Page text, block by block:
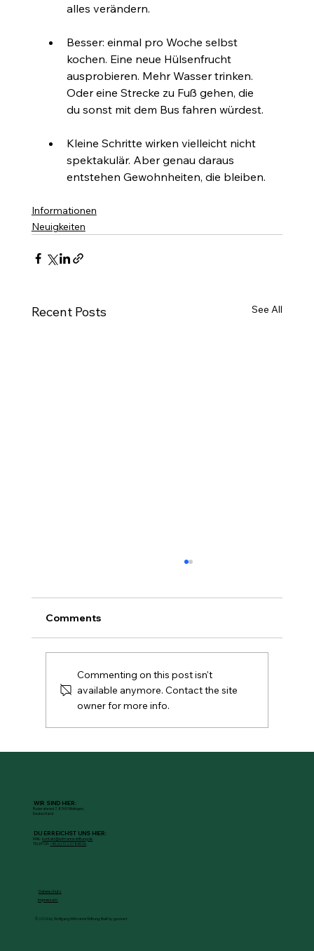
WIR SIND HIER:
Ruderatsried 7, 87651 Bidingen,
Deutschland
DU ERREICHST UNS HIER:
MAIL:kontakt@wilmanns-stiftung.de
TELEFON: +49 (0) 17 237 845 00
Datenschutz
Impressum
© 2026 by Wolfgang Wilmanns Stiftung. Built by goodact
alles verändern.
Besser: einmal pro Woche selbst
kochen. Eine neue Hülsenfrucht
ausprobieren. Mehr Wasser trinken.
Oder eine Strecke zu Fuß gehen, die
du sonst mit dem Bus fahren würdest.
Kleine Schritte wirken vielleicht nicht
spektakulär. Aber genau daraus
entstehen Gewohnheiten, die bleiben.
Informationen
Neuigkeiten
Recent Posts See All
Gesünder essen wollen viele – warum
Comments
Commenting on this post isn't
available anymore. Contact the site
owner for more info.